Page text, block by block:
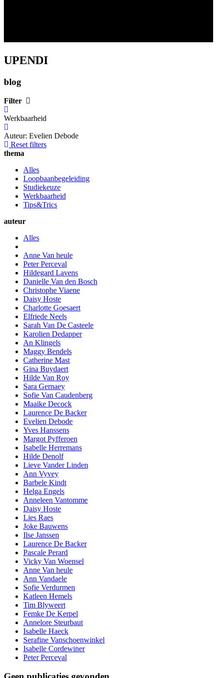
UPENDI
blog
Filter
Werkbaarheid
Auteur: Evelien Debode
Reset filters
thema
Alles
Loopbaanbegeleiding
Studiekeuze
Werkbaarheid
Tips&Trics
auteur
Alles
Anne Van heule
Peter Perceval
Hildegard Lavens
Danielle Van den Bosch
Christophe Viaene
Daisy Hoste
Charlotte Goesaert
Elfriede Neels
Sarah Van De Casteele
Karolien Dedapper
An Klingels
Maggy Bendels
Catherine Mast
Gina Buydaert
Hilde Van Roy
Sara Gernaey
Sofie Van Caudenberg
Maaike Decock
Laurence De Backer
Evelien Debode
Yves Hanssens
Margot Pyfferoen
Isabelle Herremans
Hilde Denolf
Lieve Vander Linden
Ann Vyvey
Barbele Kindt
Helga Engels
Anneleen Vantomme
Daisy Hoste
Lies Raes
Joke Bauwens
Ilse Janssen
Laurence De Backer
Pascale Perard
Vicky Van Woensel
Anne Van heule
Ann Vandaele
Sofie Verdurmen
Katleen Hemels
Tim Blyweert
Femke De Kerpel
Annelore Steurbaut
Isabelle Haeck
Serafine Vanschoenwinkel
Isabelle Cordewiner
Peter Perceval